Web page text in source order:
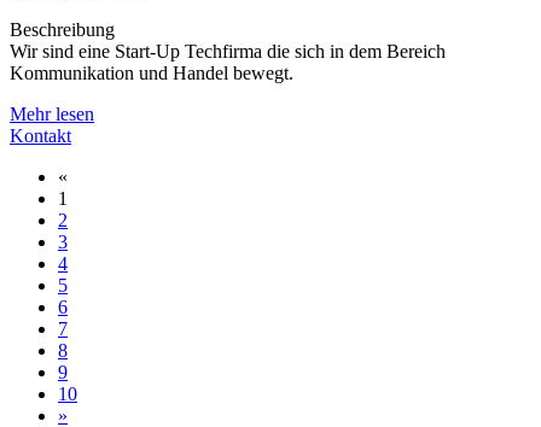
Beschreibung
Wir sind eine Start-Up Techfirma die sich in dem Bereich
Kommunikation und Handel bewegt.
Mehr lesen
Kontakt
«
1
2
3
4
5
6
7
8
9
10
»